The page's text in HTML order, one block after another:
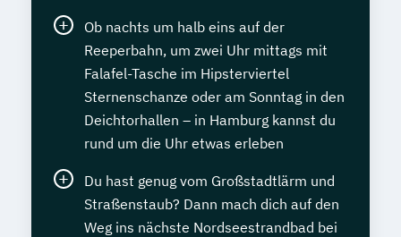
Ob nachts um halb eins auf der
Reeperbahn, um zwei Uhr mittags mit
Falafel-Tasche im Hipsterviertel
Sternenschanze oder am Sonntag in den
Deichtorhallen – in Hamburg kannst du
rund um die Uhr etwas erleben
Du hast genug vom Großstadtlärm und
Straßenstaub? Dann mach dich auf den
Weg ins nächste Nordseestrandbad bei